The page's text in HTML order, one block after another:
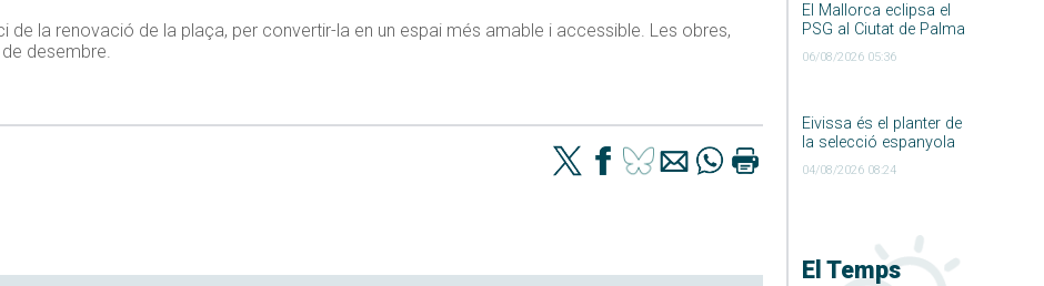
El Mallorca eclipsa el
PSG al Ciutat de Palma
06/08/2026 05:36
Eivissa és el planter de
la selecció espanyola
04/08/2026 08:24
El Temps
de la renovació de la plaça, per convertir-la en un espai més amable i accessible. Les obres,
desembre.